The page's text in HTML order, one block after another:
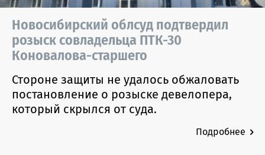
Новосибирский облсуд подтвердил
розыск совладельца ПТК-30
Коновалова-старшего
Стороне защиты не удалось обжаловать
постановление о розыске девелопера,
который скрылся от суда.
Подробнее